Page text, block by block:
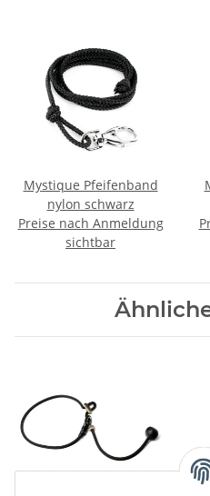
Mystique Pfeifenband
nylon schwarz
Preise nach Anmeldung
sichtbar